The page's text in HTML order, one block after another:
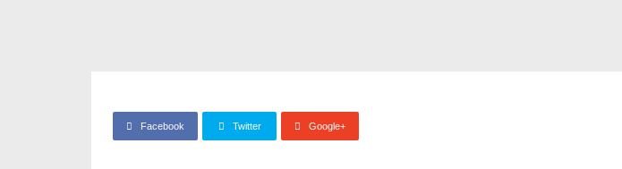
Facebook Twitter Google+